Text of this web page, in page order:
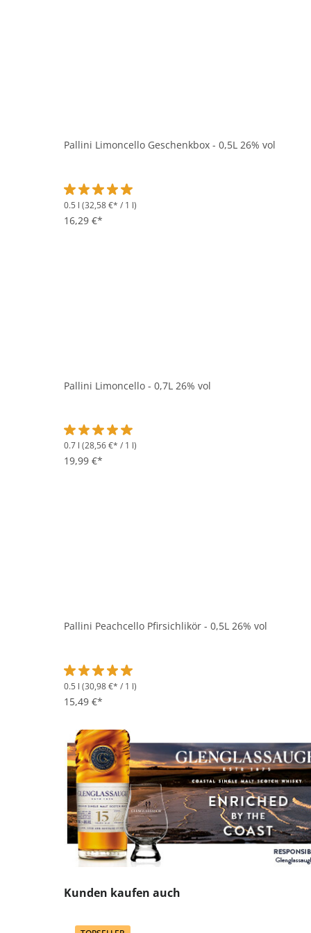
Pallini Limoncello Geschenkbox - 0,5L 26% vol
Durchschnittliche Bewertung von 5 von 5 Sternen
0.5 l (32,58 €* / 1 l)
16,29 €*
Pallini Limoncello - 0,7L 26% vol
Durchschnittliche Bewertung von 5 von 5 Sternen
0.7 l (28,56 €* / 1 l)
19,99 €*
Pallini Peachcello Pfirsichlikör - 0,5L 26% vol
Durchschnittliche Bewertung von 5 von 5 Sternen
0.5 l (30,98 €* / 1 l)
15,49 €*
Produktgalerie überspringen
Kunden kaufen auch